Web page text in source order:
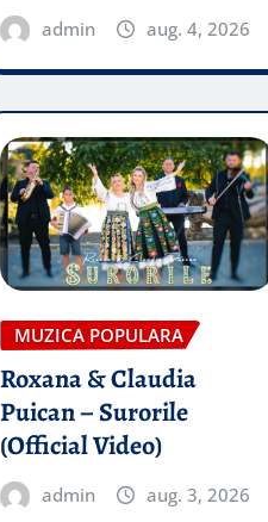
admin aug. 4, 2026
MUZICA POPULARA
Roxana & Claudia
Puican – Surorile
(Official Video)
admin aug. 3, 2026